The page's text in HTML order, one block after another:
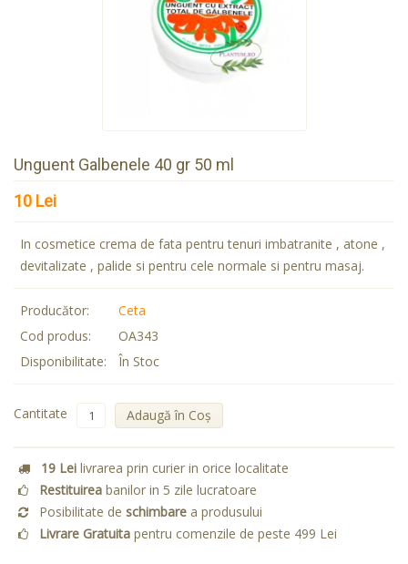
Unguent Galbenele 40 gr 50 ml
10 Lei
In cosmetice crema de fata pentru tenuri imbatranite , atone ,
devitalizate , palide si pentru cele normale si pentru masaj.
Producător:
Ceta
Cod produs:
OA343
Disponibilitate:
În Stoc
Cantitate Adaugă în Coş
19 Lei livrarea prin curier in orice localitate
Restituirea banilor in 5 zile lucratoare
Posibilitate de schimbare a produsului
Livrare Gratuita pentru comenzile de peste 499 Lei